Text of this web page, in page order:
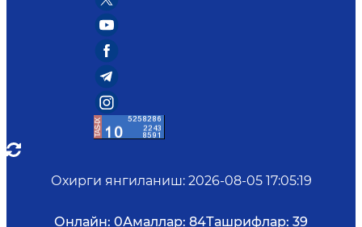
Охирги янгиланиш: 2026-08-05 17:05:19
Онлайн: 0Амаллар: 84Ташрифлар: 39